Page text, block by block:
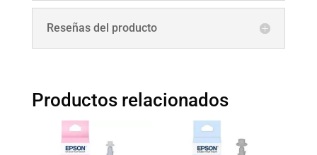
Reseñas del producto
Productos relacionados